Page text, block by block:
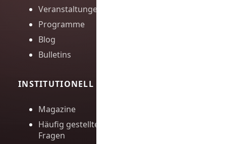
Veranstaltungen
Programme
Blog
Bulletins
INSTITUTIONELL
Magazine
Häufig gestellte
Fragen